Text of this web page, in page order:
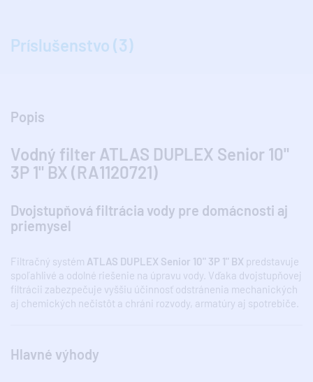
Príslušenstvo (3)
Popis
Vodný filter ATLAS DUPLEX Senior 10"
3P 1" BX (RA1120721)
Dvojstupňová filtrácia vody pre domácnosti aj
priemysel
Filtračný systém ATLAS DUPLEX Senior 10" 3P 1" BX predstavuje
spoľahlivé a odolné riešenie na úpravu vody. Vďaka dvojstupňovej
filtrácii zabezpečuje vyššiu účinnosť odstránenia mechanických
aj chemických nečistôt a chráni rozvody, armatúry aj spotrebiče.
Hlavné výhody